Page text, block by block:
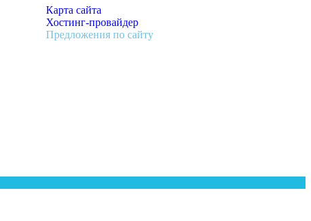
Карта сайта
Хостинг-провайдер
Предложения по сайту